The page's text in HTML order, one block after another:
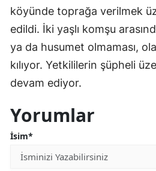
köyünde toprağa verilmek
edildi. İki yaşlı komşu
ya da husumet olmaması,
kılıyor. Yetkililerin şüpheli
devam ediyor.
Yorumlar
İsim*